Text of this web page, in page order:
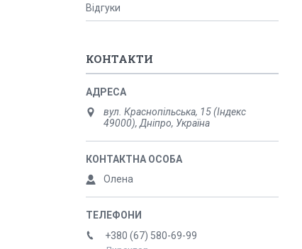
Відгуки
КОНТАКТИ
вул. Краснопільська, 15 (Індекс
49000), Дніпро, Україна
Олена
+380 (67) 580-69-99